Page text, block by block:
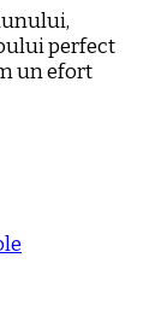
perfect
un efort